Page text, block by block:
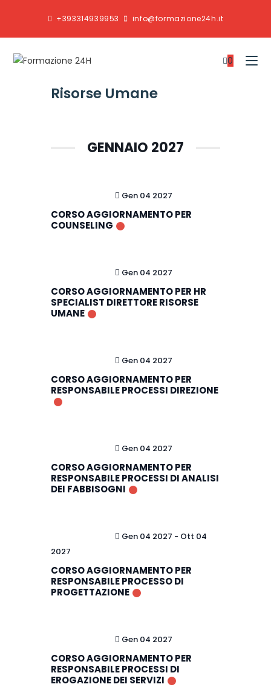
+393314939953 info@formazione24h.it
0
Risorse Umane
GENNAIO 2027
Gen 04 2027
CORSO AGGIORNAMENTO PER
COUNSELING
Gen 04 2027
CORSO AGGIORNAMENTO PER HR
SPECIALIST DIRETTORE RISORSE
UMANE
Gen 04 2027
CORSO AGGIORNAMENTO PER
RESPONSABILE PROCESSI DIREZIONE
Gen 04 2027
CORSO AGGIORNAMENTO PER
RESPONSABILE PROCESSI DI ANALISI
DEI FABBISOGNI
Gen 04 2027 - Ott 04
2027
CORSO AGGIORNAMENTO PER
RESPONSABILE PROCESSO DI
PROGETTAZIONE
Gen 04 2027
CORSO AGGIORNAMENTO PER
RESPONSABILE PROCESSI DI
EROGAZIONE DEI SERVIZI